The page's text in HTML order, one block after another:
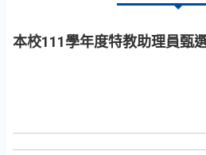
本校111學年度特教助理員甄